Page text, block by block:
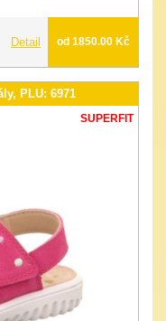
Detail od 1850.00 Kč
PLU: 6971
SUPERFIT